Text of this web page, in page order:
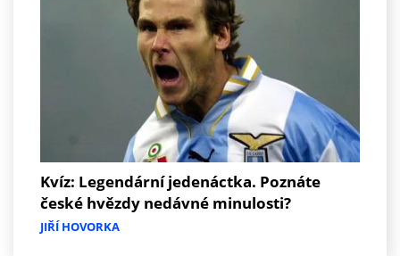
Kvíz: Legendární jedenáctka. Poznáte
české hvězdy nedávné minulosti?
JIŘÍ HOVORKA